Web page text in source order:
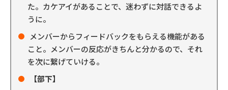
た。カケアイがあることで、迷わずに対話できるよ
うに。
メンバーからフィードバックをもらえる機能がある
こと。メンバーの反応がきちんと分かるので、それ
を次に繋げていける。
【部下】